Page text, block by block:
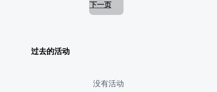
下一页
过去的活动
没有活动